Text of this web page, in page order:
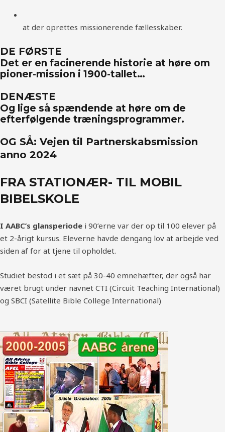
at der oprettes missionerende fællesskaber.
DE FØRSTE
Det er en facinerende historie at høre om
pioner-mission i 1900-tallet…
DENÆSTE
Og lige så spændende at høre om de
efterfølgende træningsprogrammer.
OG SÅ: Vejen til Partnerskabsmission
anno 2024
FRA STATIONÆR- TIL MOBIL
BIBELSKOLE
I AABC’s glansperiode i 90’erne var der op til 100 elever på
et 2-årigt kursus. Eleverne havde dengang lov at arbejde ved
siden af for at tjene til opholdet.
Studiet bestod i et sæt på 30-40 emnehæfter, der også har
været brugt under navnet CTI (Circuit Teaching International)
og SBCI (Satellite Bible College International)